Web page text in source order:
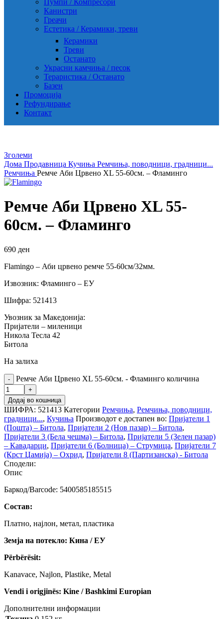
Пумпи / Компресори
Канистри
Греачи
Естетика / Керамики, треви
Керамики
Треви
Останато
Украсни камчиња / песок
Тераристика / Останато
Базен
Промоција
Рефундирање
Контакт
Зголеми
Дома Продавница Кучиња Ремчиња, поводници, градници...
Ремчиња Ремче Аби Црвено XL 55-60см. – Фламинго
Ремче Аби Црвено XL 55-
60см. – Фламинго
690 ден
Flamingo – Аби црвено ремче 55-60см/32мм.
Извозник: Фламинго – ЕУ
Шифра: 521413
Увозник за Македонија:
Пријатели – миленици
Никола Тесла 42
Битола
На залиха
Ремче Аби Црвено XL 55-60см. - Фламинго количина
Додај во кошница
ШИФРА: 521413 Категории Ремчиња, Ремчиња, поводници,
градници..., Кучиња Производот е достапен во: Пријатели 1
(Пошта) – Битола, Пријатели 2 (Нов пазар) – Битола,
Пријатели 3 (Бела чешма) – Битола, Пријатели 5 (Зелен пазар)
– Кавадарци, Пријатели 6 (Болница) – Струмица, Пријатели 7
(Крст Џамија) – Охрид, Пријатели 8 (Партизанска) - Битола
Сподели:
Опис
Баркод/Barcode: 5400585185515
Состав:
Платно, најлон, метал, пластика
Земја на потекло: Кина / ЕУ
Përbërësit:
Kanavace, Najlon, Plastike, Metal
Vendi i origjinës: Kine / Bashkimi Europian
Дополнителни информации